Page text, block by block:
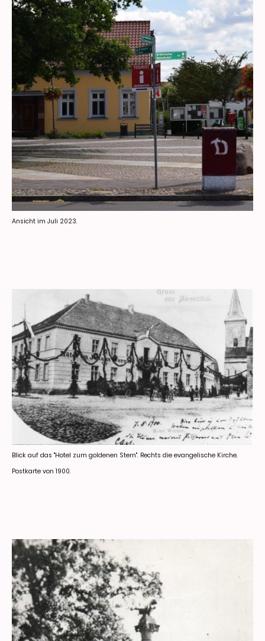
Ansicht im Juli 2023.
Blick auf das "Hotel zum goldenen Stern". Rechts die evangelische Kirche.
Postkarte von 1900.